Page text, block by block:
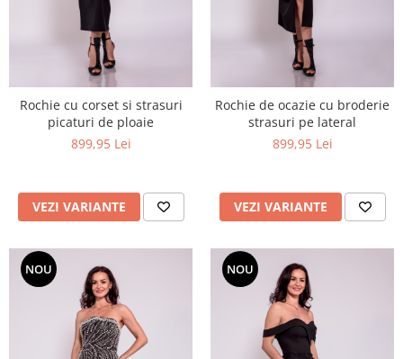
Rochie cu corset si strasuri
picaturi de ploaie
899,95 Lei
VEZI VARIANTE
Rochie de ocazie cu broderie
strasuri pe lateral
899,95 Lei
VEZI VARIANTE
NOU NOU